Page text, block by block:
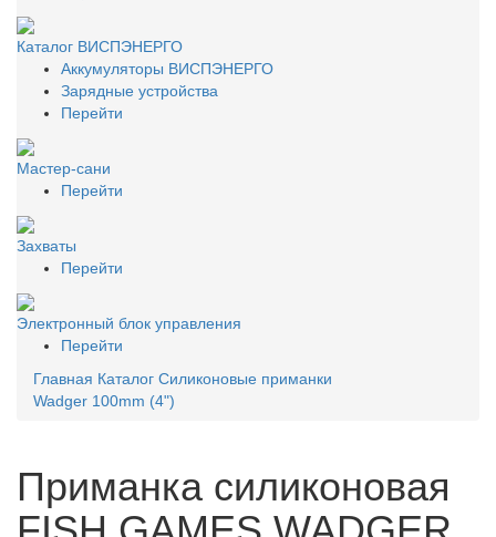
Каталог ВИСПЭНЕРГО
Аккумуляторы ВИСПЭНЕРГО
Зарядные устройства
Перейти
Мастер-сани
Перейти
Захваты
Перейти
Электронный блок управления
Перейти
Главная Каталог Силиконовые приманки
Wadger 100mm (4")
Приманка силиконовая